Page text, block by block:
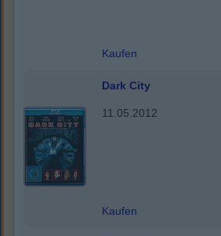
Kaufen
Dark City
11.05.2012
Kaufen